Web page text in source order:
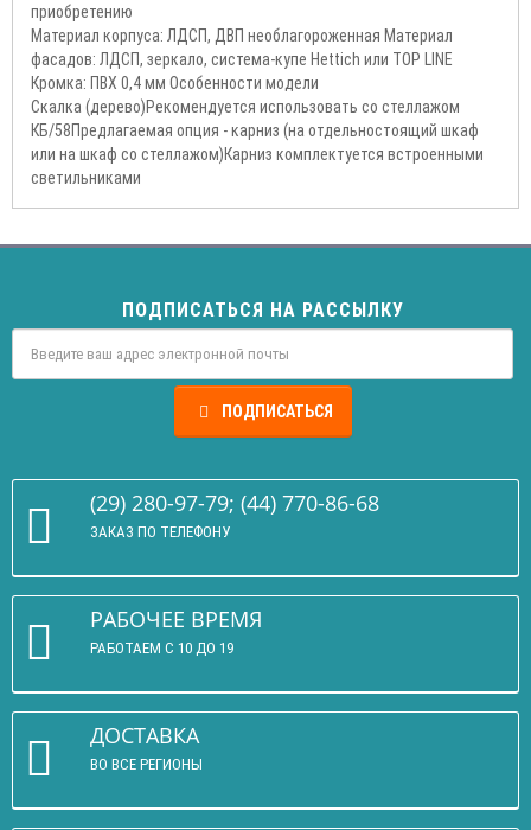
приобретению
Материал корпуса: ЛДСП, ДВП необлагороженная Материал
фасадов: ЛДСП, зеркало, система-купе Hettich или TOP LINE
Кромка: ПВХ 0,4 мм Особенности модели
Скалка (дерево)Рекомендуется использовать со стеллажом
КБ/58Предлагаемая опция - карниз (на отдельностоящий шкаф
или на шкаф со стеллажом)Карниз комплектуется встроенными
светильниками
ПОДПИСАТЬСЯ НА РАССЫЛКУ
ПОДПИСАТЬСЯ
(29) 280-97-79; (44) 770-86-68
ЗАКАЗ ПО ТЕЛЕФОНУ
РАБОЧЕЕ ВРЕМЯ
РАБОТАЕМ С 10 ДО 19
ДОСТАВКА
ВО ВСЕ РЕГИОНЫ